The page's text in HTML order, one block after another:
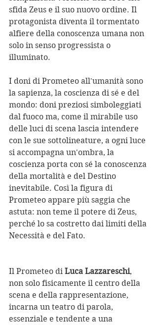
sfida Zeus e il suo nuovo ordine. Il
protagonista diventa il tormentato
alfiere della conoscenza umana non
solo in senso progressista o
illuminato.
I doni di Prometeo all'umanità sono
la sapienza, la coscienza di sé e del
mondo: doni preziosi simboleggiati
dal fuoco ma, come il mirabile uso
delle luci di scena lascia intendere
con le sue sottolineature, a ogni luce
si accompagna un'ombra, la
coscienza porta con sé la conoscenza
della mortalità e del Destino
inevitabile. Così la figura di
Prometeo appare più saggia che
astuta: non teme il potere di Zeus,
perché lo sa costretto dai limiti della
Necessità e del Fato.
Il Prometeo di Luca Lazzareschi,
non solo fisicamente il centro della
scena e della rappresentazione,
incarna un teatro di parola,
essenziale e tendente a una